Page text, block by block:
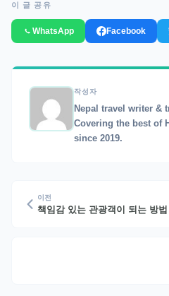
이 글 공유
WhatsApp Facebook
작성자
Nepal travel writer &
Covering the best of
since 2019.
이전
책임감 있는 관광객이 되는 방법